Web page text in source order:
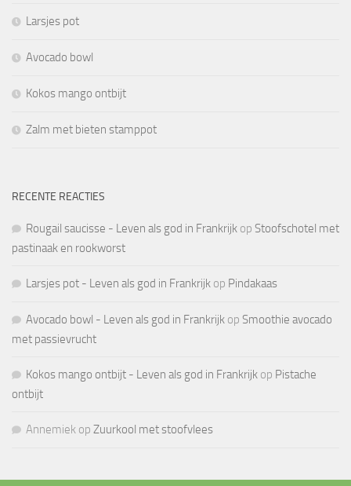
Larsjes pot
Avocado bowl
Kokos mango ontbijt
Zalm met bieten stamppot
RECENTE REACTIES
Rougail saucisse - Leven als god in Frankrijk op Stoofschotel met
pastinaak en rookworst
Larsjes pot - Leven als god in Frankrijk op Pindakaas
Avocado bowl - Leven als god in Frankrijk op Smoothie avocado
met passievrucht
Kokos mango ontbijt - Leven als god in Frankrijk op Pistache
ontbijt
Annemiek op Zuurkool met stoofvlees